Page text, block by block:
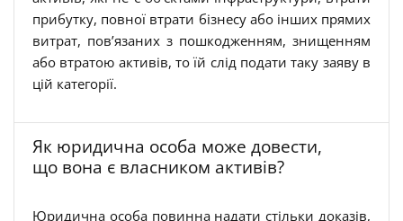
прибутку, повної втрати бізнесу або інших прямих
витрат, пов’язаних з пошкодженням, знищенням
або втратою активів, то їй слід подати таку заяву в
цій категорії.
Як юридична особа може довести,
що вона є власником активів?
Юридична особа повинна надати стільки доказів,